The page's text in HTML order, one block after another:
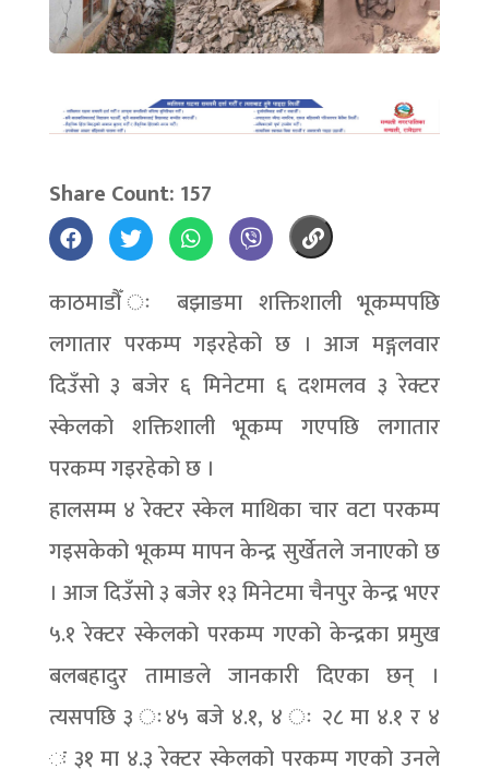
Share Count: 157
काठमाडौँ ः बझाङमा शक्तिशाली भूकम्पपछि
लगातार परकम्प गइरहेको छ । आज मङ्गलवार
दिउँसो ३ बजेर ६ मिनेटमा ६ दशमलव ३ रेक्टर
स्केलको शक्तिशाली भूकम्प गएपछि लगातार
परकम्प गइरहेको छ ।
हालसम्म ४ रेक्टर स्केल माथिका चार वटा परकम्प
गइसकेको भूकम्प मापन केन्द्र सुर्खेतले जनाएको छ
। आज दिउँसो ३ बजेर १३ मिनेटमा चैनपुर केन्द्र भएर
५.१ रेक्टर स्केलको परकम्प गएको केन्द्रका प्रमुख
बलबहादुर तामाङले जानकारी दिएका छन् ।
त्यसपछि ३ ः४५ बजे ४.१, ४ ः २८ मा ४.१ र ४
ः ३१ मा ४.३ रेक्टर स्केलको परकम्प गएको उनले